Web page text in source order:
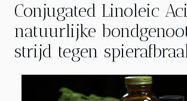
Conjugated Linoleic
natuurlijke
strijd tegen